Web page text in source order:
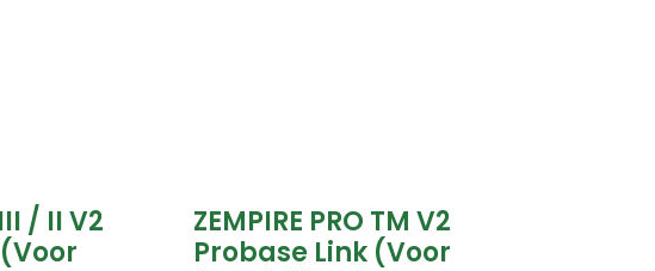
/ II V2
ZEMPIRE PRO TM V2
Probase Link (voor